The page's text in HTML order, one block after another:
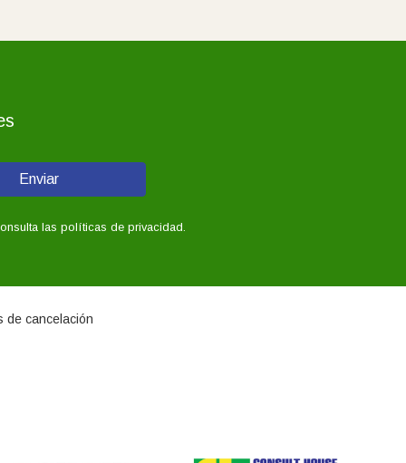
Enviar
las políticas de privacidad.
de cancelación